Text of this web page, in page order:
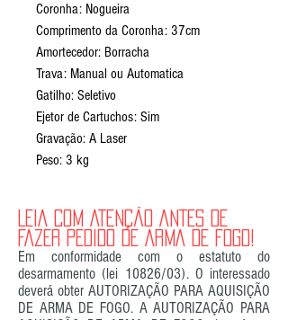
Coronha: Nogueira
Comprimento da Coronha: 37cm
Amortecedor: Borracha
Trava: Manual ou Automatica
Gatilho: Seletivo
Ejetor de Cartuchos: Sim
Gravação: A Laser
Peso: 3 kg
LEIA COM ATENÇÃO ANTES DE
FAZER PEDIDO DE ARMA DE FOGO!
Em conformidade com o estatuto do
desarmamento (lei 10826/03). O interessado
deverá obter AUTORIZAÇÃO PARA AQUISIÇÃO
DE ARMA DE FOGO. A AUTORIZAÇÃO PARA